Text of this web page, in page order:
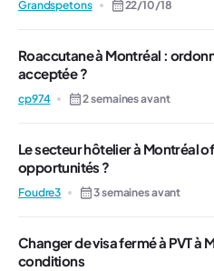
Grandspetons 22/10/18
Roaccutane à Montréal :
acceptée ?
cp974 2 semaines avant
Le secteur hôtelier à Montréal
opportunités ?
Foudre3 3 semaines avant
Changer de visa fermé à PVT à
conditions